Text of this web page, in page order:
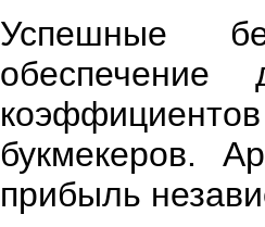
Успешные
букмекеров.
прибыль